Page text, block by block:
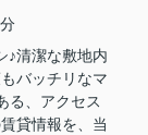
♪清潔な敷地内
バッチリなマ
る、アクセス
貸情報を、当